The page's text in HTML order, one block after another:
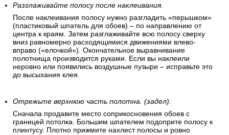
Виниловые обои клеятся встык. При этом иногда
допускается небольшой нахлест на потолок в 3-5 см. Так
удобнее клеить и выравнивать затем полосу по длине
стены.
Разглаживайте полосу после наклеивания.
После наклеивания полосу нужно разгладить «перышком»
(пластиковый шпатель для обоев) – по направлению от
вниз равномерно расходящимися движениями влево-
вправо («елочкой»). Окончательное выравнивание
полотнища производится руками. Если вы наклеили
неровно или появились воздушные пузыри – исправьте это
до высыхания клея.